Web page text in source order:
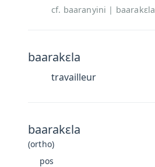
cf. baaranyini | baarakɛla
baarakɛla
travailleur
baarakɛla
(ortho)
pos